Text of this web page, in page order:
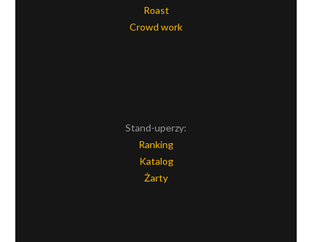
Roast
Crowd work
Stand-uperzy:
Ranking
Katalog
Żarty